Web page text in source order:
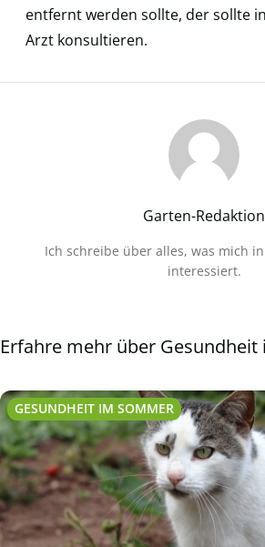
entfernt werden sollte, der sollte
Arzt konsultieren.
Garten-Redaktion
Ich schreibe über alles, was mich
interessiert.
Erfahre mehr über
GESUNDHEIT IM SOMMER